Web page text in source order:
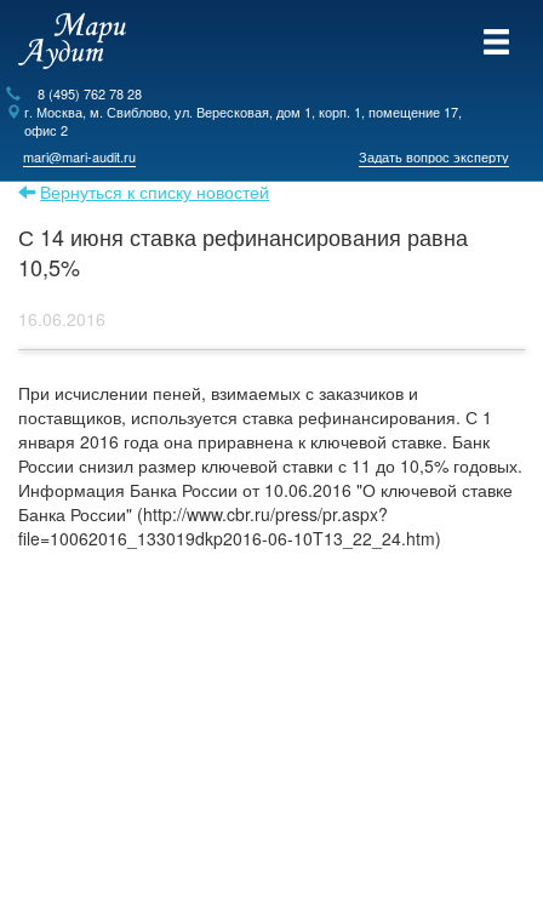
8 (495) 762 78 28
г. Москва, м. Свиблово,ул. Вересковая, дом 1, корп. 1, помещение 17,
офис 2
mari@mari-audit.ru
Задать вопрос эксперту
Вернуться к списку новостей
С 14 июня ставка рефинансирования равна
10,5%
16.06.2016
При исчислении пеней, взимаемых с заказчиков и
поставщиков, используется ставка рефинансирования. С 1
января 2016 года она приравнена к ключевой ставке. Банк
России снизил размер ключевой ставки с 11 до 10,5% годовых.
Информация Банка России от 10.06.2016 "О ключевой ставке
Банка России" (http://www.cbr.ru/press/pr.aspx?
file=10062016_133019dkp2016-06-10T13_22_24.htm)